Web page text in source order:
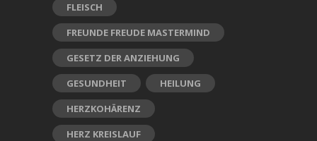
FLEISCH
FREUNDE FREUDE MASTERMIND
GESETZ DER ANZIEHUNG
GESUNDHEIT
HEILUNG
HERZKOHÄRENZ
HERZ KREISLAUF